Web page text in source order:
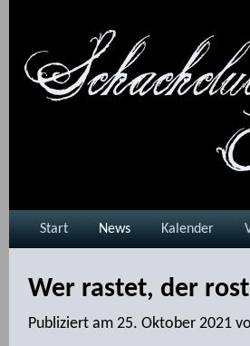
Start News Kalender
Wer rastet, der
Publiziert am 25. Oktober 2021